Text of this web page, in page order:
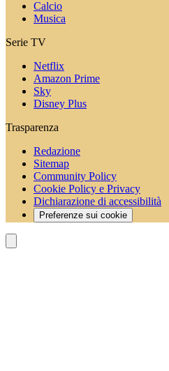
Calcio
Musica
Serie TV
Netflix
Amazon Prime
Sky
Disney Plus
Trasparenza
Redazione
Sitemap
Community Policy
Cookie Policy e Privacy
Dichiarazione di accessibilità
Preferenze sui cookie